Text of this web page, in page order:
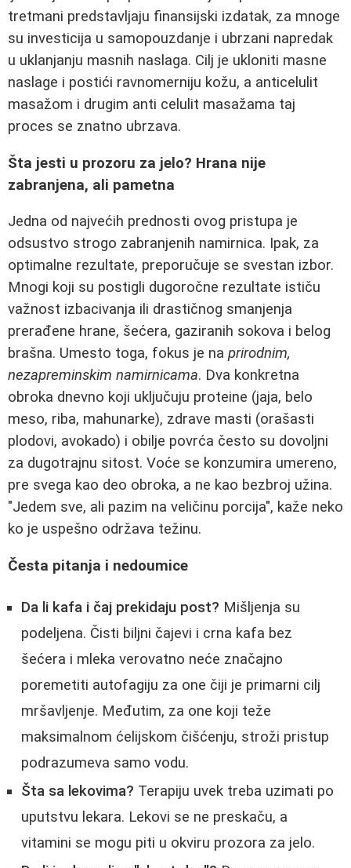
tretmani predstavljaju finansijski izdatak, za mnoge
su investicija u samopouzdanje i ubrzani napredak
u uklanjanju masnih naslaga. Cilj je ukloniti masne
naslage i postići ravnomerniju kožu, a anticelulit
masažom i drugim anti celulit masažama taj
proces se znatno ubrzava.
Šta jesti u prozoru za jelo? Hrana nije
zabranjena, ali pametna
Jedna od najvećih prednosti ovog pristupa je
odsustvo strogo zabranjenih namirnica. Ipak, za
optimalne rezultate, preporučuje se svestan izbor.
Mnogi koji su postigli dugoročne rezultate ističu
važnost izbacivanja ili drastičnog smanjenja
prerađene hrane, šećera, gaziranih sokova i belog
brašna. Umesto toga, fokus je na prirodnim,
nezapreminskim namirnicama. Dva konkretna
obroka dnevno koji uključuju proteine (jaja, belo
meso, riba, mahunarke), zdrave masti (orašasti
plodovi, avokado) i obilje povrća često su dovoljni
za dugotrajnu sitost. Voće se konzumira umereno,
pre svega kao deo obroka, a ne kao bezbroj užina.
"Jedem sve, ali pazim na veličinu porcija", kaže neko
ko je uspešno održava težinu.
Česta pitanja i nedoumice
Da li kafa i čaj prekidaju post? Mišljenja su
podeljena. Čisti biljni čajevi i crna kafa bez
šećera i mleka verovatno neće značajno
poremetiti autofagiju za one čiji je primarni cilj
mršavljenje. Međutim, za one koji teže
maksimalnom ćelijskom čišćenju, stroži pristup
podrazumeva samo vodu.
Šta sa lekovima? Terapiju uvek treba uzimati po
uputstvu lekara. Lekovi se ne preskaču, a
vitamini se mogu piti u okviru prozora za jelo.